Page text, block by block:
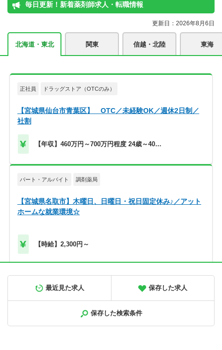
毎日更新！新着薬剤師求人・転職情報
更新日：2026年8月6日
北海道・東北 関東 信越・北陸 東海
正社員 ドラッグストア（OTCのみ）
【宮城県仙台市青葉区】 OTC／未経験OK／週休2日制／
社割
【年収】460万円～700万円程度 24歳～40歳
パート・アルバイト 調剤薬局
【宮城県名取市】木曜日、日曜日・祝日固定休み♪／アット
ホームな就業環境☆
【時給】2,300円～
【北海道旭川市】高給与！580万円～／メディカルビレッジ
内の調剤薬局です＜薬剤師＞
最近見た求人 保存した求人
保存した検索条件